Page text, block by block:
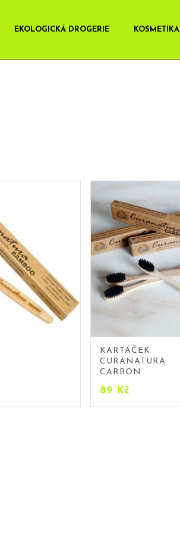
EKOLOGICKÁ DROGERIE KOSMETIKA
KARTÁČEK
CURANATURA
CARBON
89 Kč